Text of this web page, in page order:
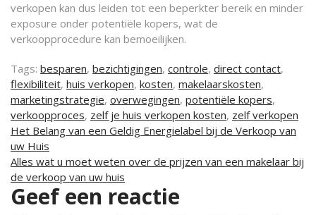
verkopen kan dus leiden tot een beperkter bereik en minder
exposure onder potentiële kopers, wat de
verkoopprocedure kan bemoeilijken.
Tags: besparen, bezichtigingen, controle, direct contact,
flexibiliteit, huis verkopen, kosten, makelaarskosten,
marketingstrategie, overwegingen, potentiële kopers,
verkoopproces, zelf je huis verkopen kosten, zelf verkopen
Berichtnavigatie
Het Belang van een Geldig Energielabel bij de Verkoop van
uw Huis
Alles wat u moet weten over de prijzen van een makelaar bij
de verkoop van uw huis
Geef een reactie